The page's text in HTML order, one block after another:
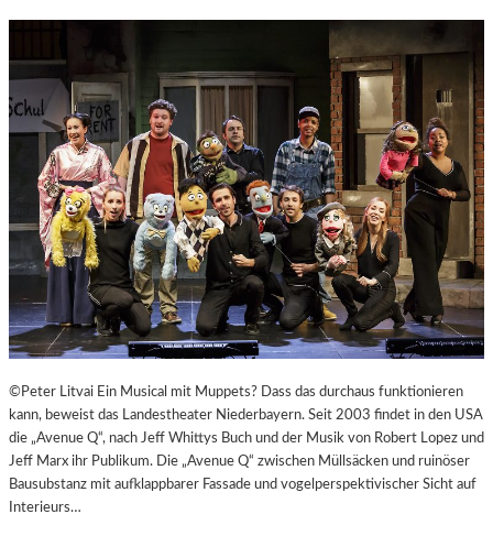
©Peter Litvai Ein Musical mit Muppets? Dass das durchaus funktionieren
kann, beweist das Landestheater Niederbayern. Seit 2003 findet in den USA
die „Avenue Q“, nach Jeff Whittys Buch und der Musik von Robert Lopez und
Jeff Marx ihr Publikum. Die „Avenue Q“ zwischen Müllsäcken und ruinöser
Bausubstanz mit aufklappbarer Fassade und vogelperspektivischer Sicht auf
Interieurs…